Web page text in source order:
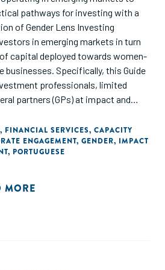
pathways for investing with a
of Gender Lens Investing
in emerging markets in turn
capital deployed towards women-
businesses. Specifically, this Guide
professionals, limited
partners (GPs) at impact and
in small and medium-sized
actors that may also find the
(LPs), asset managers,
providing capital to SMEs in
, FINANCIAL SERVICES, CAPACITY
ENGAGEMENT, GENDER, IMPACT
, PORTUGUESE
MORE